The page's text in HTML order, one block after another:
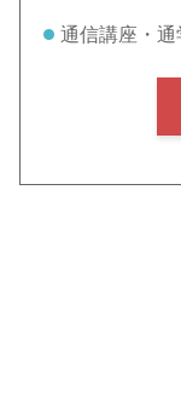
通信講座・